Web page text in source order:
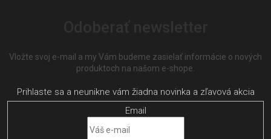
Vložte svoj e-mail a my Vám budeme zasielať informácie o nových
produktoch na našom e-shope.
Email